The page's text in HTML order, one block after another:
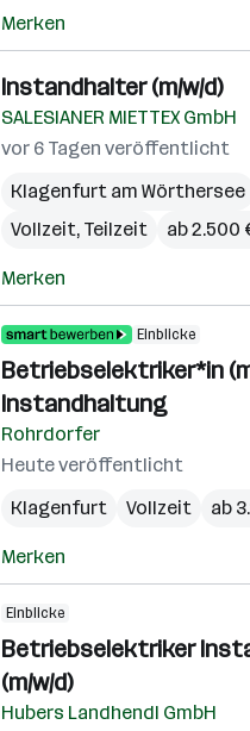
Merken
Instandhalter (m/w/d)
SALESIANER MIETTEX GmbH
vor 6 Tagen veröffentlicht
Klagenfurt am Wörthersee
Vollzeit, Teilzeit
ab 2.500
Merken
Einblicke
Betriebselektriker*in
Instandhaltung
Rohrdorfer
Heute veröffentlicht
Klagenfurt
Vollzeit ab
Merken
Einblicke
Betriebselektriker
(m/w/d)
Hubers Landhendl GmbH